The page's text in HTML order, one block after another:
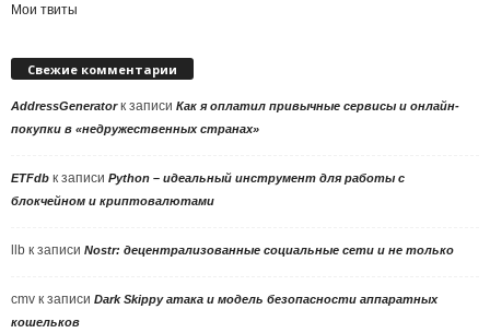
Мои твиты
Свежие комментарии
AddressGeneratorк записи Как я оплатил привычные сервисы и онлайн-
покупки в «недружественных странах»
ETFdb к записи Python – идеальный инструмент для работы с
блокчейном и криптовалютами
llb к записи Nostr: децентрализованные социальные сети и не только
cmv к записи Dark Skippy атака и модель безопасности аппаратных
кошельков